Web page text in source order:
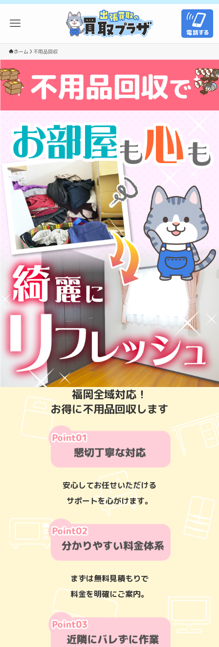
ホーム 不用品回収
福岡全域対応！
お得に不用品回収します
安心してお任せいただける
サポートを心がけます。
まずは無料見積もりで
料金を明確にご案内。